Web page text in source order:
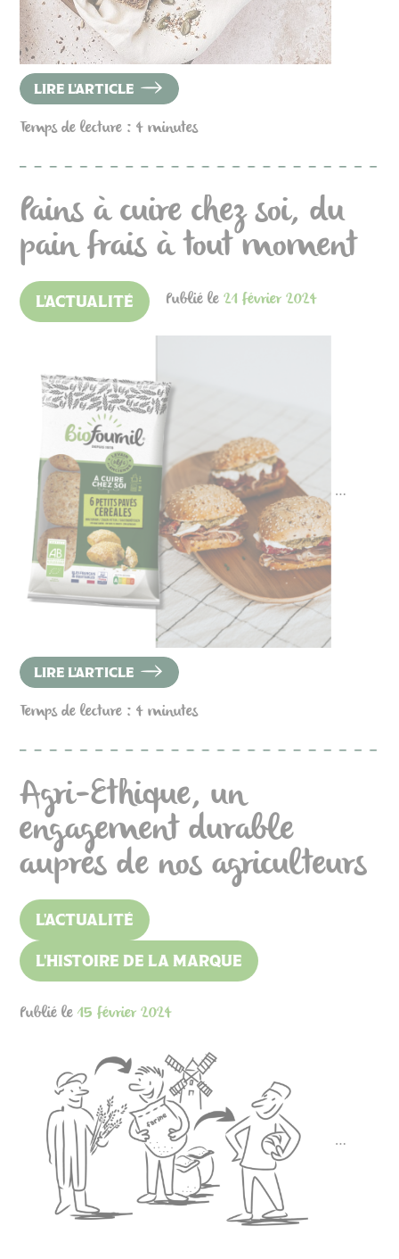
LIRE L'ARTICLE
Temps de lecture : 4 minutes
Pains à cuire chez soi, du
pain frais à tout moment
L'ACTUALITÉ Publié le21 février 2024
…
LIRE L'ARTICLE
Temps de lecture : 4 minutes
Agri-Ethique, un
engagement durable
auprès de nos agriculteurs
L'ACTUALITÉ
L'HISTOIRE DE LA MARQUE
Publié le15 février 2024
…